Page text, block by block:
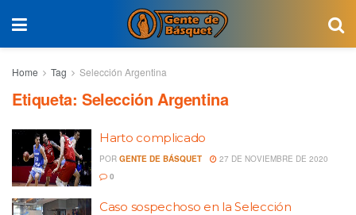
Home Tag Selección Argentina
Etiqueta: Selección Argentina
Harto complicado
POR GENTE DE BÁSQUET
27 DE NOVIEMBRE DE 2020
0
Caso sospechoso en la Selección